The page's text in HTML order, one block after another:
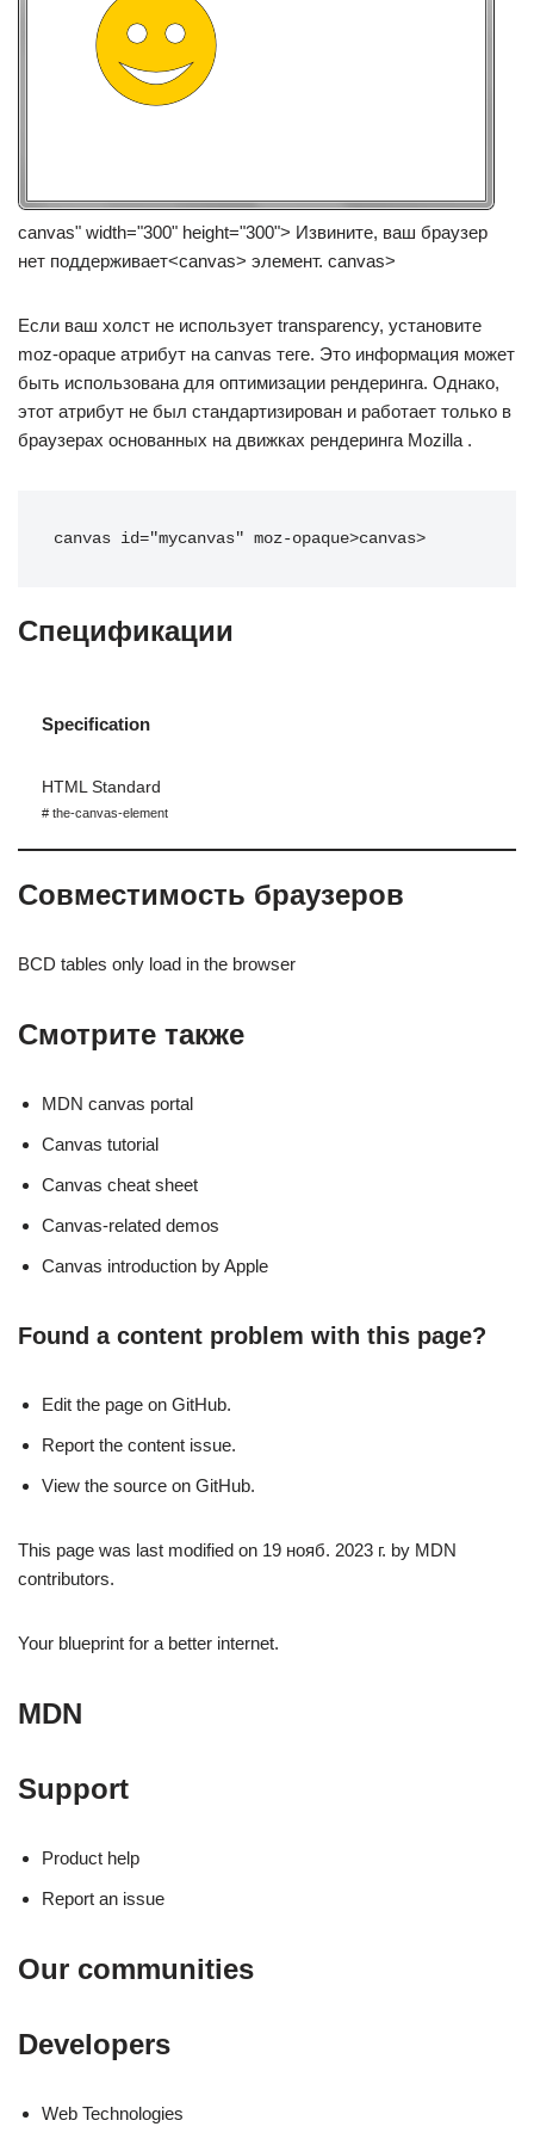
canvas" width="300" height="300"> Извините, ваш браузер
нет поддерживает<canvas> элемент. canvas>
Если ваш холст не использует transparency, установите
moz-opaque атрибут на canvas теге. Это информация может
быть использована для оптимизации рендеринга. Однако,
этот атрибут не был стандартизирован и работает только в
браузерах основанных на движках рендеринга Mozilla .
canvas id="mycanvas" moz-opaque>canvas>
Спецификации
Specification
HTML Standard
# the-canvas-element
Совместимость браузеров
BCD tables only load in the browser
Смотрите также
MDN canvas portal
Canvas tutorial
Canvas cheat sheet
Canvas-related demos
Canvas introduction by Apple
Found a content problem with this page?
Edit the page on GitHub.
Report the content issue.
View the source on GitHub.
This page was last modified on 19 нояб. 2023 г. by MDN
contributors.
Your blueprint for a better internet.
MDN
Support
Product help
Report an issue
Our communities
Developers
Web Technologies